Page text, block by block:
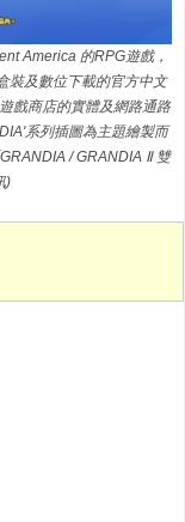
America 的RPG遊戲，
裝及數位下載的官方中文
戲商店的實體及網路通路
系列插圖為主題繪製而
/ GRANDIA Ⅱ 雙
)